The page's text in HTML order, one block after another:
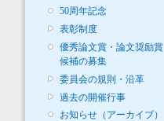
50周年記念
表彰制度
優秀論文賞・論文奨励賞
候補の募集
委員会の規則・沿革
過去の開催行事
お知らせ（アーカイブ）